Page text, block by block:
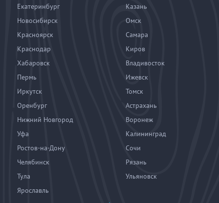
Екатеринбург
Казань
Новосибирск
Омск
Красноярск
Самара
Краснодар
Киров
Хабаровск
Владивосток
Пермь
Ижевск
Иркутск
Томск
Оренбург
Астрахань
Нижний Новгород
Воронеж
Уфа
Калининград
Ростов-на-Дону
Сочи
Челябинск
Рязань
Тула
Ульяновск
Ярославль